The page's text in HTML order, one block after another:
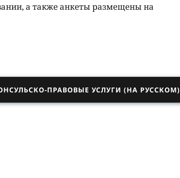
а также анкеты размещены на
ПРАВОВЫЕ УСЛУГИ (НА РУССКОМ)